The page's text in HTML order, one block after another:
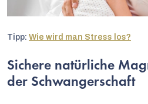
Tipp: Wie wird man Stress los?
Sichere natürliche
der Schwangerschaft